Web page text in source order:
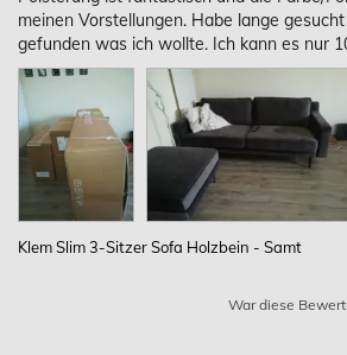
meinen Vorstellungen. Habe lange
Klem Slim 3-Sitzer Sofa Holzbein - Samt
War diese